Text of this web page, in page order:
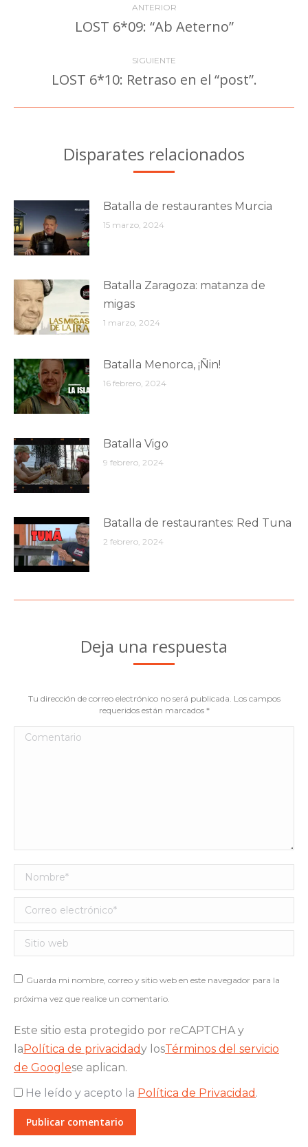
publicaciones
ANTERIOR
Publicación
LOST 6*09: “Ab Aeterno”
SIGUIENTE
Publicación
LOST 6*10: Retraso en el “post”.
Disparates relacionados
Batalla de restaurantes Murcia
15 marzo, 2024
Batalla Zaragoza: matanza de
migas
1 marzo, 2024
Batalla Menorca, ¡Ñin!
16 febrero, 2024
Batalla Vigo
9 febrero, 2024
Batalla de restaurantes: Red Tuna
2 febrero, 2024
Deja una respuesta
Tu dirección de correo electrónico no será publicada. Los campos
requeridos están marcados *
Comentario
Nombre *
Correo electrónico *
Sitio web
Guarda mi nombre, correo y sitio web en este navegador para la
próxima vez que realice un comentario.
Este sitio esta protegido por reCAPTCHA y
laPolítica de privacidady losTérminos del servicio
de Googlese aplican.
He leído y acepto la Política de Privacidad .
Publicar comentario